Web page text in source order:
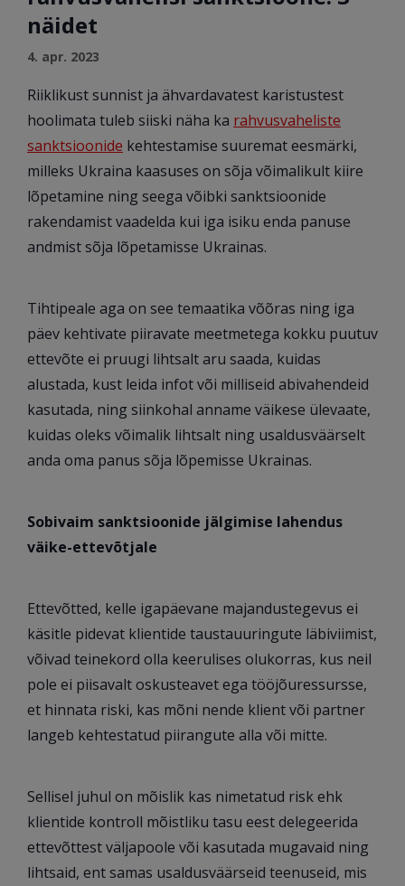
näidet
4. apr. 2023
Riiklikust sunnist ja ähvardavatest karistustest
hoolimata tuleb siiski näha ka rahvusvaheliste
sanktsioonide kehtestamise suuremat eesmärki,
milleks Ukraina kaasuses on sõja võimalikult kiire
lõpetamine ning seega võibki sanktsioonide
rakendamist vaadelda kui iga isiku enda panuse
andmist sõja lõpetamisse Ukrainas.
Tihtipeale aga on see temaatika võõras ning iga
päev kehtivate piiravate meetmetega kokku puutuv
ettevõte ei pruugi lihtsalt aru saada, kuidas
alustada, kust leida infot või milliseid abivahendeid
kasutada, ning siinkohal anname väikese ülevaate,
kuidas oleks võimalik lihtsalt ning usaldusväärselt
anda oma panus sõja lõpemisse Ukrainas.
Sobivaim sanktsioonide jälgimise lahendus
väike-ettevõtjale
Ettevõtted, kelle igapäevane majandustegevus ei
käsitle pidevat klientide taustauuringute läbiviimist,
võivad teinekord olla keerulises olukorras, kus neil
pole ei piisavalt oskusteavet ega tööjõuressursse,
et hinnata riski, kas mõni nende klient või partner
langeb kehtestatud piirangute alla või mitte.
Sellisel juhul on mõislik kas nimetatud risk ehk
klientide kontroll mõistliku tasu eest delegeerida
ettevõttest väljapoole või kasutada mugavaid ning
lihtsaid, ent samas usaldusväärseid teenuseid, mis